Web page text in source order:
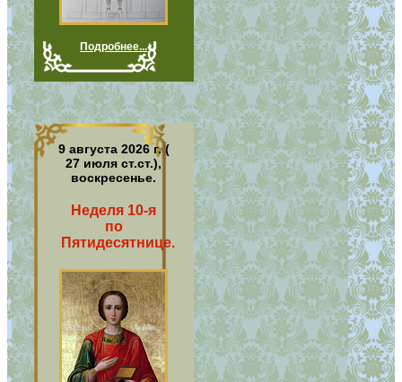
Подробнее...
9 августа 2026 г. (
27 июля ст.ст.),
воскресенье.
Неделя 10-я
по
Пятидесятнице.